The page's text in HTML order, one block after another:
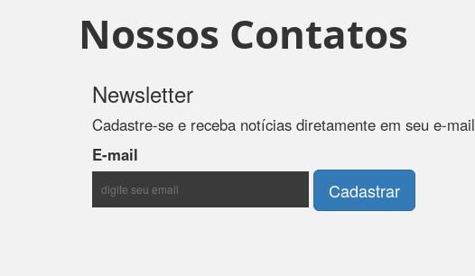
Nossos Contatos
Newsletter
Cadastre-se e receba notícias diretamente em seu e-mail
E-mail